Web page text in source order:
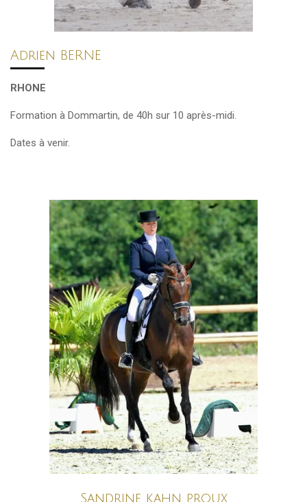
Adrien BERNE
RHONE
Formation à Dommartin, de 40h sur 10 après-midi.
Dates à venir.
Sandrine kahn proux